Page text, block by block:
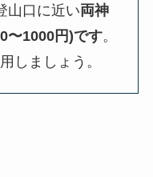
山口に近い両神
〜1000円)です。
しましょう。